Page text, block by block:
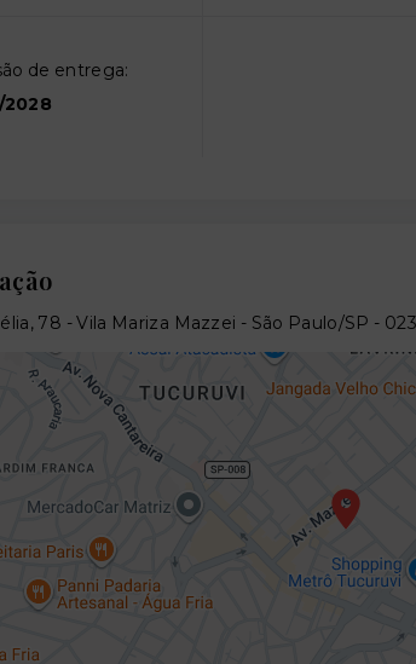
de entrega:
2028
78 - Vila Mariza Mazzei - São Paulo/SP -